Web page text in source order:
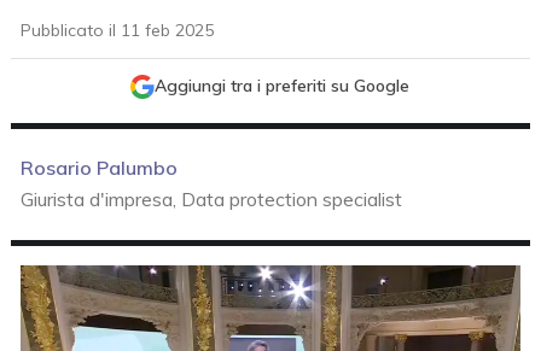
Pubblicato il 11 feb 2025
Aggiungi tra i preferiti su Google
Rosario Palumbo
Giurista d'impresa, Data protection specialist